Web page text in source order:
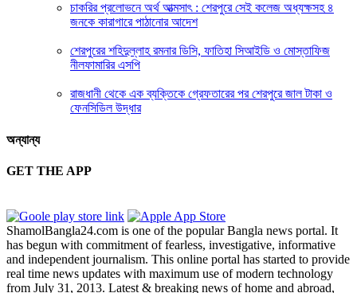
চাকরির প্রলোভনে অর্থ আত্মসাৎ : শেরপুরে সেই কলেজ অধ্যক্ষসহ ৪
জনকে কারাগারে পাঠানোর আদেশ
শেরপুরের শহিদুল্লাহ রমনার ডিসি, ফাতিহা সিআইডি ও মোস্তাফিজ
নীলফামারির এসপি
রাজধানী থেকে এক ব্যক্তিকে গ্রেফতারের পর শেরপুরে জাল টাকা ও
ফেনসিডিল উদ্ধার
অন্যান্য
GET THE APP
ShamolBangla24.com is one of the popular Bangla news portal. It
has begun with commitment of fearless, investigative, informative
and independent journalism. This online portal has started to provide
real time news updates with maximum use of modern technology
from July 31, 2013. Latest & breaking news of home and abroad,